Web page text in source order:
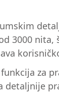
3000
za